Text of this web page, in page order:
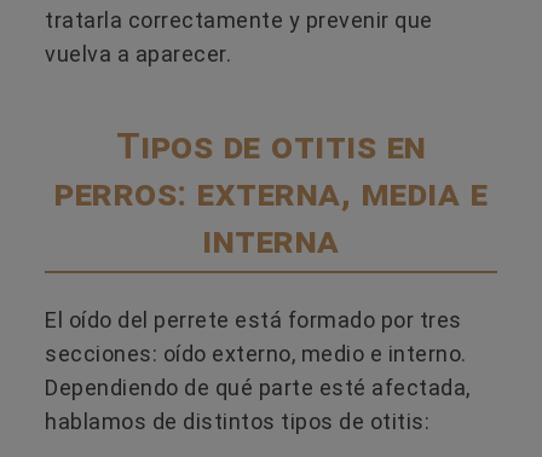
tratarla correctamente y prevenir que
vuelva a aparecer.
Tipos de otitis en
perros: externa, media e
interna
El oído del perrete está formado por tres
secciones: oído externo, medio e interno.
Dependiendo de qué parte esté afectada,
hablamos de distintos tipos de otitis: